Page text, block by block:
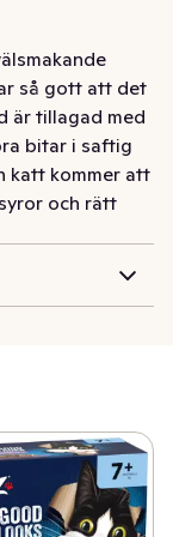
så gott att det
är tillagad med
bitar i saftig
katt kommer att
och rätt
% av din katts
De smakar
helt enkelt
så gott att det